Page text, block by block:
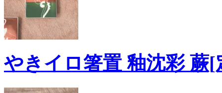
やきイロ箸置 釉沈彩 蕨[